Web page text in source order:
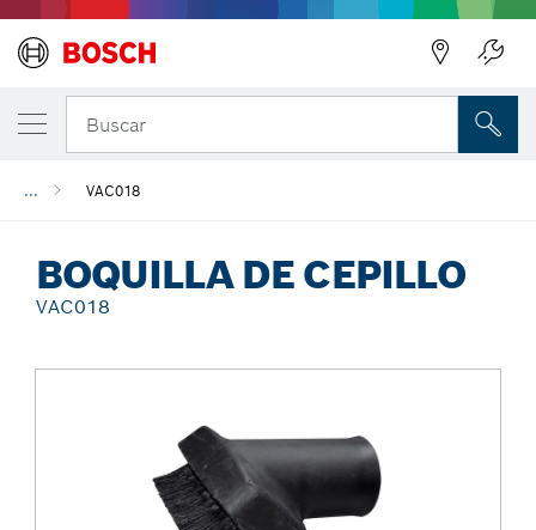
Buscar
... VAC018
BOQUILLA DE CEPILLO
VAC018